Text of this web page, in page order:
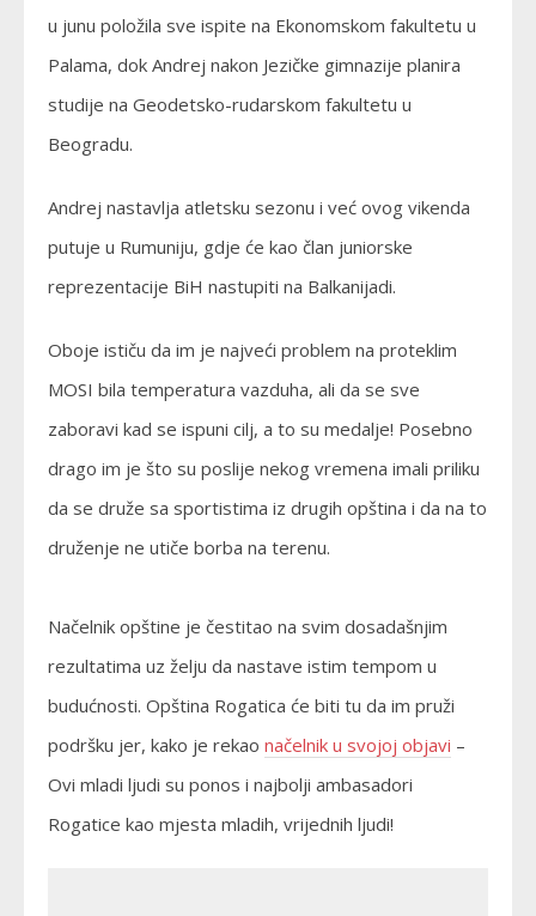
u junu položila sve ispite na Ekonomskom fakultetu u
Palama, dok Andrej nakon Jezičke gimnazije planira
studije na Geodetsko-rudarskom fakultetu u
Beogradu.
Andrej nastavlja atletsku sezonu i već ovog vikenda
putuje u Rumuniju, gdje će kao član juniorske
reprezentacije BiH nastupiti na Balkanijadi.
Oboje ističu da im je najveći problem na proteklim
MOSI bila temperatura vazduha, ali da se sve
zaboravi kad se ispuni cilj, a to su medalje! Posebno
drago im je što su poslije nekog vremena imali priliku
da se druže sa sportistima iz drugih opština i da na to
druženje ne utiče borba na terenu.
Načelnik opštine je čestitao na svim dosadašnjim
rezultatima uz želju da nastave istim tempom u
budućnosti. Opština Rogatica će biti tu da im pruži
podršku jer, kako je rekao načelnik u svojoj objavi –
Ovi mladi ljudi su ponos i najbolji ambasadori
Rogatice kao mjesta mladih, vrijednih ljudi!